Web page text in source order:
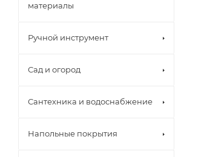
материалы
Ручной инструмент
Сад и огород
Сантехника и водоснабжение
Напольные покрытия